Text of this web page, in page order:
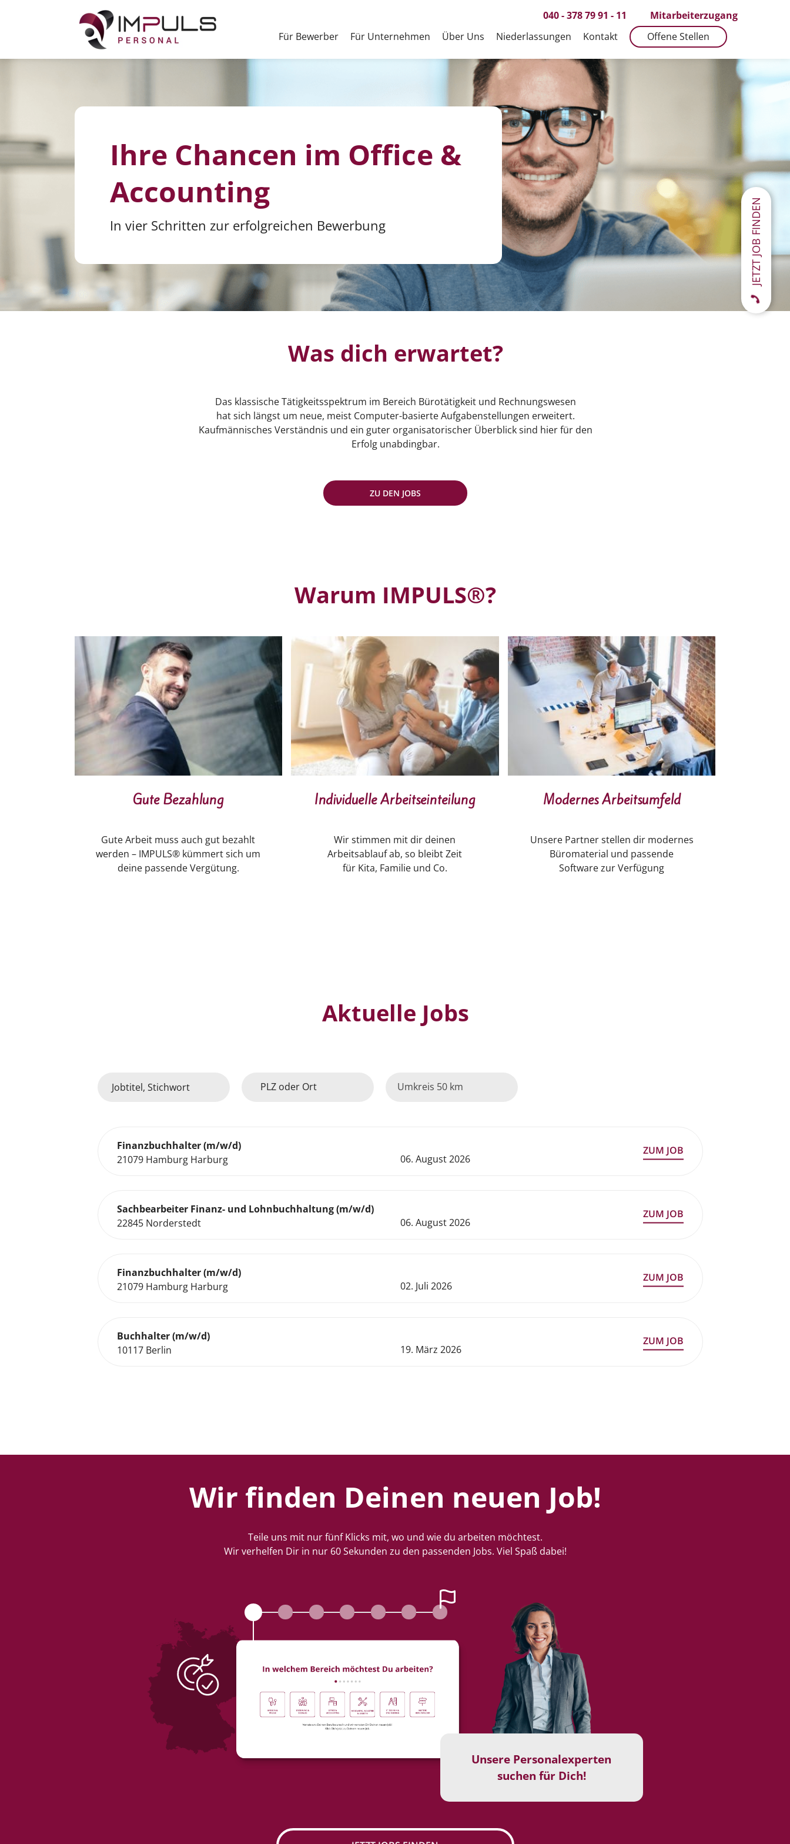
040 - 378 79 91 - 11
Mitarbeiterzugang
Für Bewerber
Für Unternehmen Über Uns Niederlassungen Kontakt Offene Stellen
Ihre Chancen im Office &
Accounting
In vier Schritten zur erfolgreichen Bewerbung
Was dich erwartet?
Das klassische Tätigkeitsspektrum im Bereich Bürotätigkeit und Rechnungswesen
hat sich längst um neue, meist Computer-basierte Aufgabenstellungen erweitert.
Kaufmännisches Verständnis und ein guter organisatorischer Überblick sind hier für den
Erfolg unabdingbar.
ZU DEN JOBS
Warum IMPULS®?
Gute Bezahlung
Gute Arbeit muss auch gut bezahlt
werden – IMPULS® kümmert sich um
deine passende Vergütung.
Individuelle Arbeitseinteilung
Wir stimmen mit dir deinen
Arbeitsablauf ab, so bleibt Zeit
für Kita, Familie und Co.
Modernes Arbeitsumfeld
Unsere Partner stellen dir modernes
Büromaterial und passende
Software zur Verfügung
Aktuelle Jobs
PLZ oder Ort 50 km
Finanzbuchhalter (m/w/d)
21079 Hamburg Harburg
06. August 2026
Sachbearbeiter Finanz- und Lohnbuchhaltung (m/w/d)
22845 Norderstedt
06. August 2026
Finanzbuchhalter (m/w/d)
21079 Hamburg Harburg
02. Juli 2026
Buchhalter (m/w/d)
10117 Berlin
19. März 2026
Wir finden Deinen neuen Job!
Teile uns mit nur fünf Klicks mit, wo und wie du arbeiten möchtest.
Wir verhelfen Dir in nur 60 Sekunden zu den passenden Jobs. Viel Spaß dabei!
Unsere Personalexperten
suchen für Dich!
JETZT JOB FINDEN